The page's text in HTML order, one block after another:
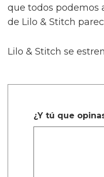
que todos podemos
de Lilo & Stitch
Lilo & Stitch se
¿Y tú que